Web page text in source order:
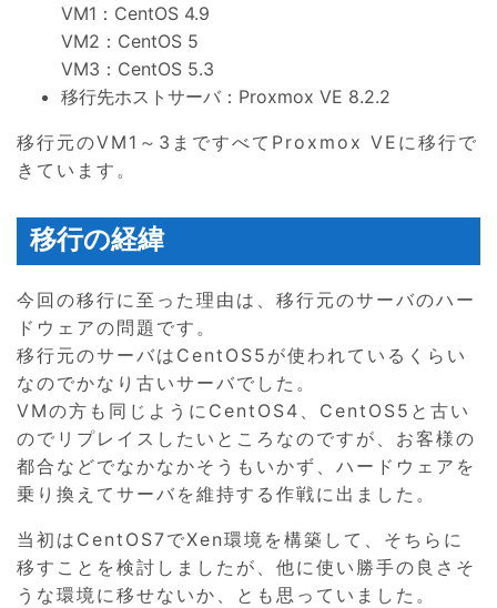
VM1：CentOS 4.9
VM2：CentOS 5
VM3：CentOS 5.3
移行先ホストサーバ：Proxmox VE 8.2.2
移行元のVM1～3まですべてProxmox VEに移行で
きています。
移行の経緯
今回の移行に至った理由は、移行元のサーバのハー
ドウェアの問題です。
移行元のサーバはCentOS5が使われているくらい
なのでかなり古いサーバでした。
VMの方も同じようにCentOS4、CentOS5と古い
のでリプレイスしたいところなのですが、お客様の
都合などでなかなかそうもいかず、ハードウェアを
乗り換えてサーバを維持する作戦に出ました。
当初はCentOS7でXen環境を構築して、そちらに
移すことを検討しましたが、他に使い勝手の良さそ
うな環境に移せないか、とも思っていました。